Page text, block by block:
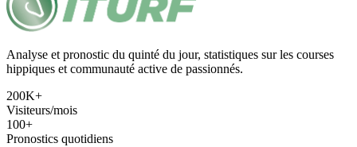
Analyse et pronostic du quinté du jour, statistiques sur les courses
hippiques et communauté active de passionnés.
200K+
Visiteurs/mois
100+
Pronostics quotidiens